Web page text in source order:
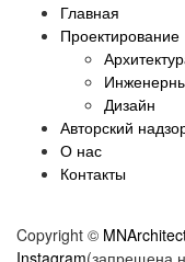
Главная
Проектирование
Дизайн
Авторский
О нас
Контакты
Copyright ©